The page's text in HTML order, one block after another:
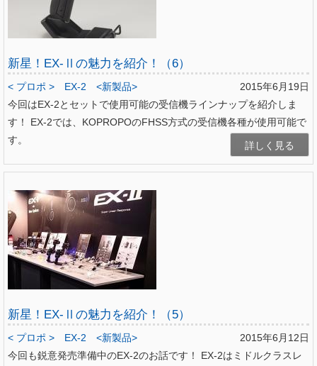
新星！EX-Ⅱの魅力を紹介！（6）
2015年6月19日
< プロポ > EX-2
<新製品>
今回はEX-2とセットで使用可能の受信機ラインナップを紹介しま
す！ EX-2では、KOPROPOのFHSS方式の受信機各種が使用可能で
す。
詳しく見る
新星！EX-Ⅱの魅力を紹介！（5）
2015年6月12日
< プロポ > EX-2
<新製品>
今回も鋭意発売準備中のEX-2のお話です！ EX-2はミドルクラスレ